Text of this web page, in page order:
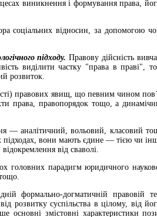
виникнення і формування права,
соціальних відносин, за допомогою
підходу.Правову дійсність
виділити частку "права в праві",
розвиток.
правових явищ, що певним чином
права, правопорядок тощо, а
— аналітичний, вольовий, класовий
підходах, вони мають єдине — тією чи
від сваволі.
головних парадигм юридичного
формально-догматичній правовій
розвитку суспільства в цілому, від
основні змістовні характеристики